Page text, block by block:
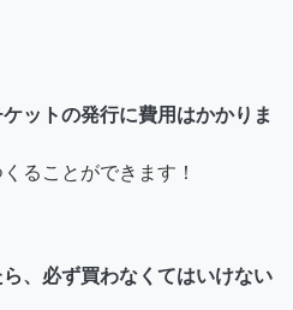
ットの発行に費用はかかりま
ることができます！
、必ず買わなくてはいけない